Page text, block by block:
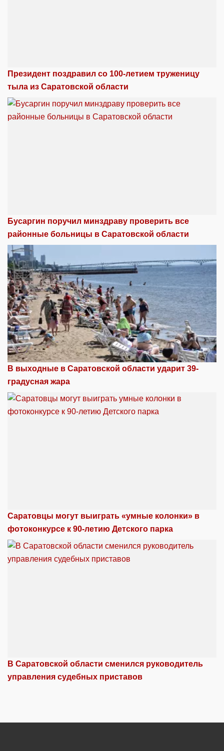
Президент поздравил со 100-летием труженицу
тыла из Саратовской области
Бусаргин поручил минздраву проверить все
районные больницы в Саратовской области
В выходные в Саратовской области ударит 39-
градусная жара
Саратовцы могут выиграть «умные колонки» в
фотоконкурсе к 90-летию Детского парка
В Саратовской области сменился руководитель
управления судебных приставов